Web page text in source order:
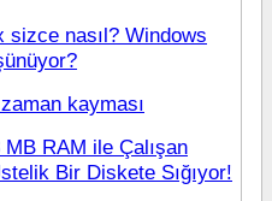
sizce nasıl? Windows
kayması
RAM ile Çalışan
Bir Diskete Sığıyor!